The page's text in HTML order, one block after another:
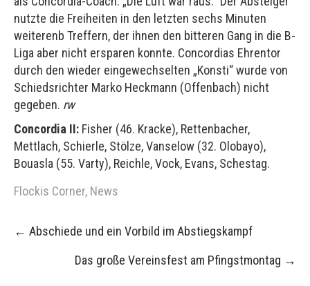
nutzte die Freiheiten in den letzten sechs Minuten
weiterenb Treffern, der ihnen den bitteren Gang in die B-
Liga aber nicht ersparen konnte. Concordias Ehrentor
durch den wieder eingewechselten „Konsti“ wurde von
Schiedsrichter Marko Heckmann (Offenbach) nicht
gegeben. rw
Concordia II: Fisher (46. Kracke), Rettenbacher,
Mettlach, Schierle, Stölze, Vanselow (32. Olobayo),
Bouasla (55. Varty), Reichle, Vock, Evans, Schestag.
Flockis Corner, News
Post
← Abschiede und ein Vorbild im Abstiegskampf
Das große Vereinsfest am Pfingstmontag →